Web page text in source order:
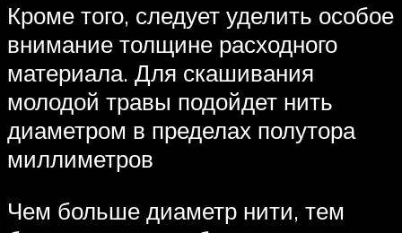
Кроме того, следует уделить особое
внимание толщине расходного
материала. Для скашивания
молодой травы подойдет нить
диаметром в пределах полутора
миллиметров
Чем больше диаметр нити, тем